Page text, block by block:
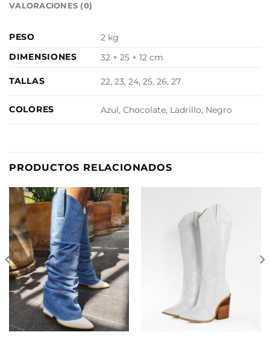
VALORACIONES (0)
PESO
2 kg
DIMENSIONES
32 × 25 × 12 cm
TALLAS 22, 23, 24, 25, 26, 27
COLORES Azul, Chocolate, Ladrillo, Negro
PRODUCTOS RELACIONADOS